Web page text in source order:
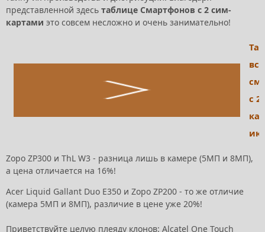
представленной здесь таблице Смартфонов с 2 сим-
картами это совсем несложно и очень занимательно!
с 2
Zopo ZP300 и ThL W3 - разница лишь в камере (5МП и 8МП),
а цена отличается на 16%!
Acer Liquid Gallant Duo E350 и Zopo ZP200 - то же отличие
(камера 5МП и 8МП), различие в цене уже 20%!
Приветствуйте целую плеяду клонов: Alcatel One Touch